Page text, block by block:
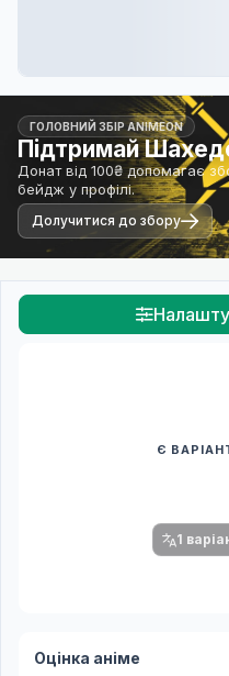
ГОЛОВНИЙ ЗБІР ANIMEON
Підтримай
Донат від 100₴ допомагає
бейдж у профілі.
Долучитися до збору
Є
1
Оцінка аніме